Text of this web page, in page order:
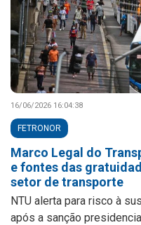
16/06/2026 16:04:38
FETRONOR
Marco Legal do
e fontes das
setor de transporte
NTU alerta para risco à
após a sanção